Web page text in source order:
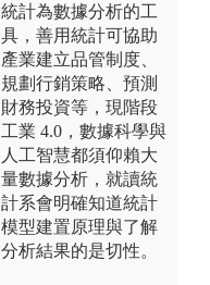
統計為數據分析的工
具，善用統計可協助
產業建立品管制度、
規劃行銷策略、預測
財務投資等，現階段
工業 4.0，數據科學與
人工智慧都須仰賴大
量數據分析，就讀統
計系會明確知道統計
模型建置原理與了解
分析結果的是切性。